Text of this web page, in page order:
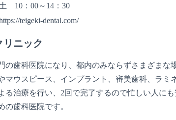
土 10：00～14：30
teigeki-dental.com/
リニック
の歯科医院になり、都内のみならずさまざま
マウスピース、インプラント、審美歯科、ラ
る治療を行い、2回で完了するので忙しい人に
の歯科医院です。